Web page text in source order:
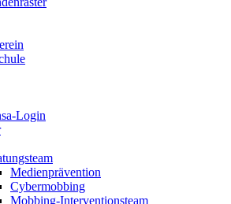
Login
Medienprävention
Cybermobbing
Mobbing-Interventionsteam